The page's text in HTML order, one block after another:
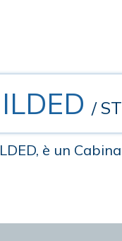
/
è un